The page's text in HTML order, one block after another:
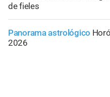
de fieles
Panorama astrológico
2026